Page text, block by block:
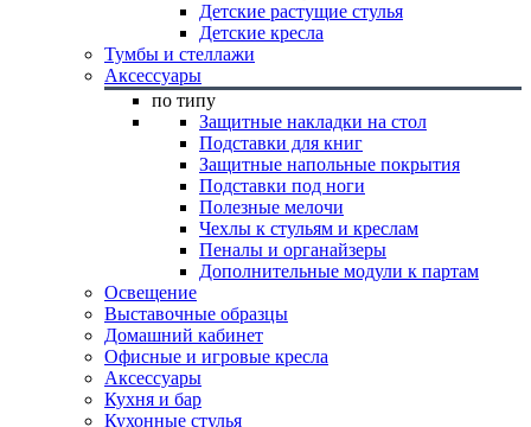
Детские растущие стулья
Детские кресла
Тумбы и стеллажи
Аксессуары
по типу
Защитные накладки на стол
Подставки для книг
Защитные напольные покрытия
Подставки под ноги
Полезные мелочи
Чехлы к стульям и креслам
Пеналы и органайзеры
Дополнительные модули к партам
Освещение
Выставочные образцы
Домашний кабинет
Офисные и игровые кресла
Аксессуары
Кухня и бар
Кухонные стулья